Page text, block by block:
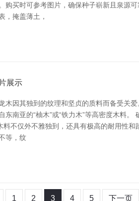
购买时可参考图片，确保种子崭新且泉源
，掩盖薄土，
展示
木因其独到的纹理和坚贞的质料而备受关
东南亚的“柚木”或“铁力木”等高密度木料
料不仅外不雅独到，还具有极高的耐用性
等，纹
1 2 3 4 5 下一页